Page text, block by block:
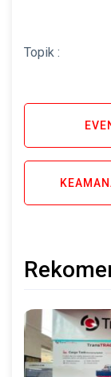
Topik :